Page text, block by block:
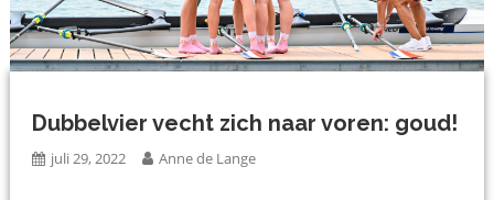
Dubbelvier vecht zich naar voren: goud!
juli 29, 2022 Anne de Lange